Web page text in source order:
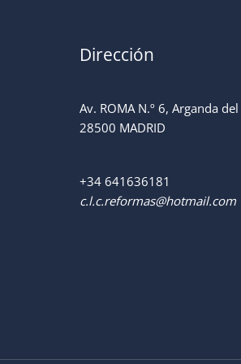
Dirección
Av. ROMA N.º 6, Arganda del
28500 MADRID
+34 641636181
c.l.c.reformas@hotmail.com